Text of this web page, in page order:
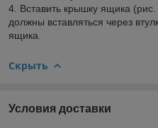
4. Вставить крышку ящика
должны вставляться через
ящика.
Скрыть
Условия доставки